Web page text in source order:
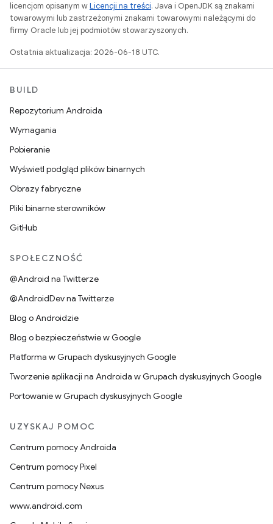
licencjom opisanym wLicencji na treści. Java i OpenJDK są znakami
towarowymi lub zastrzeżonymi znakami towarowymi należącymi do
firmy Oracle lub jej podmiotów stowarzyszonych.
Ostatnia aktualizacja: 2026-06-18 UTC.
BUILD
Repozytorium Androida
Wymagania
Pobieranie
Wyświetl podgląd plików binarnych
Obrazy fabryczne
Pliki binarne sterowników
GitHub
SPOŁECZNOŚĆ
@Android na Twitterze
@AndroidDev na Twitterze
Blog o Androidzie
Blog o bezpieczeństwie w Google
Platforma w Grupach dyskusyjnych Google
Tworzenie aplikacji na Androida w Grupach dyskusyjnych Google
Portowanie w Grupach dyskusyjnych Google
UZYSKAJ POMOC
Centrum pomocy Androida
Centrum pomocy Pixel
Centrum pomocy Nexus
www.android.com